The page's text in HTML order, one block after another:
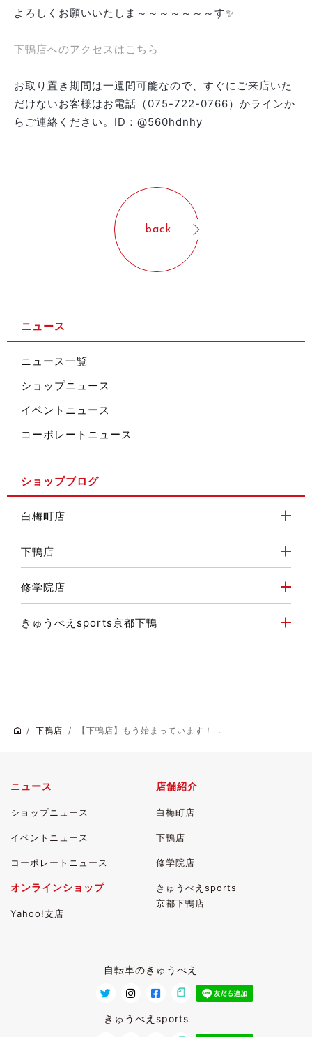
よろしくお願いいたしま～～～～～～～す✨
下鴨店へのアクセスはこちら
お取り置き期間は一週間可能なので、すぐにご来店いた
だけないお客様はお電話（075-722-0766）かラインか
らご連絡ください。ID：@560hdnhy
back
ニュース
ニュース一覧
ショップニュース
イベントニュース
コーポレートニュース
ショップブログ
白梅町店
下鴨店
修学院店
きゅうべえsports京都下鴨
下鴨店 【下鴨店】もう始まっています！...
ニュース
ショップニュース
イベントニュース
コーポレートニュース
店舗紹介
白梅町店
下鴨店
修学院店
きゅうべえsports
京都下鴨店
オンラインショップ
Yahoo!支店
自転車のきゅうべえ
きゅうべえsports